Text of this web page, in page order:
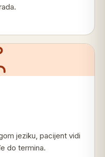
jeziku, pacijent vidi
do termina.